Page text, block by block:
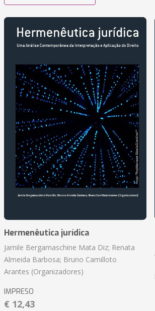
Hermenêutica jurídica
Jamile Bergamaschine Mata Diz; Renata
Almeida Barbosa; Bruno Camilloto
Arantes (Organizadores)
IMPRESO
€ 12,43